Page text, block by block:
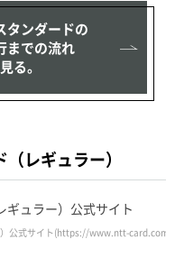
タンダードの
までの流れ
る。
レギュラー）
）公式サイト(https://www.ntt-